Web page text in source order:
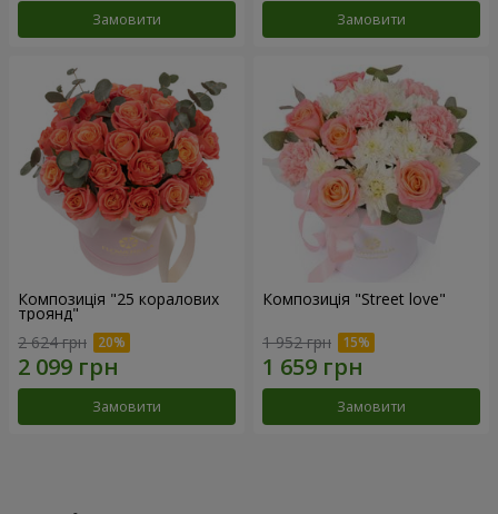
Замовити Замовити
Композиція "25 коралових
троянд"
2 624 грн
Замовити
Композиція "Street love"
1 952 грн
Замовити